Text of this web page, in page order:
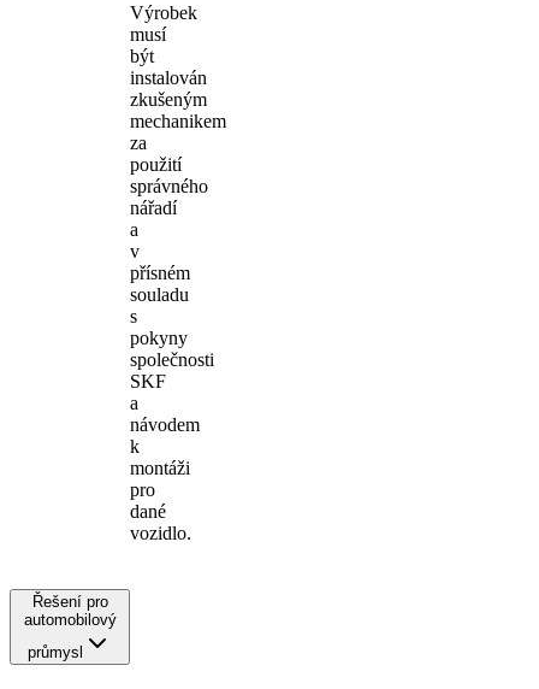
Výrobek
musí
být
instalován
zkušeným
mechanikem
za
použití
správného
nářadí
a
v
přísném
souladu
s
pokyny
společnosti
SKF
a
návodem
k
montáži
pro
dané
vozidlo.
Řešení pro
automobilový
průmysl